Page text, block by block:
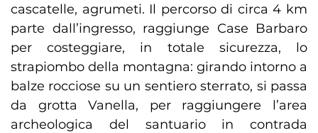
cascatelle, agrumeti. Il percorso di circa 4 km
parte dall’ingresso, raggiunge Case Barbaro
per costeggiare, in totale sicurezza, lo
strapiombo della montagna: girando intorno a
balze rocciose su un sentiero sterrato, si passa
da grotta Vanella, per raggiungere l’area
archeologica del santuario in contrada